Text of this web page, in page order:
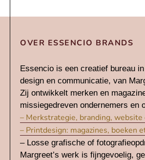
OVER ESSENCIO BRANDS
Essencio is een creatief bureau
design en communicatie, van
Zij ontwikkelt merken en
missiegedreven ondernemers en
– Merkstrategie, branding,
– Printdesign: magazines, boeken
– Losse grafische of
Margreet’s werk is fijngevoelig,